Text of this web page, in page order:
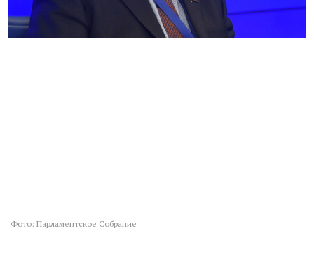
Фото: Парламентское Собрание